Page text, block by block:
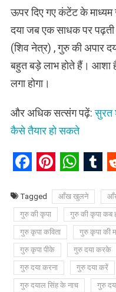
ऊपर दिए गए कंटेंट के
दया जब एक साधक पर
(शिव नेत्र) , गुरु की अपार
बहुत बड़े लाभ होते हैं। आशा
लगा होगा।
और अधिक सत्संग पढ़ें:सुरत
कैसे तैयार हो सकते
Tagged आँख खुलने
गुरु की कृपा
गुरु की कृपा कब
गुरु कृपा कविता
गुरु कृपा की
गुरु कृपा पीके
गुरु दया करके
गुरु दया करना
गुरु दया करें
गुरु दयाल सिंह के नाच
गुरु